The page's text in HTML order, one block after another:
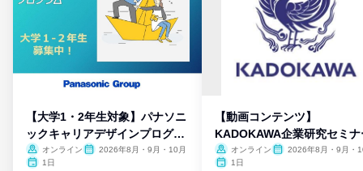
【大学1・2年生対象】パナソニ
ックキャリアデザインプログラ
ム
オンライン
2026年8月・9月・10月
1日
【動画コンテンツ】
KADOKAWA企業研究セミナ
オンライン
2026年8月・9月・
1日